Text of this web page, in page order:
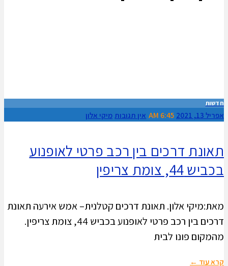
חדשות
אפריל 13, 2021 6:45 AM אין תגובות מיקי אלון
תאונת דרכים בין רכב פרטי לאופנוע
בכביש 44, צומת צריפין
מאת:מיקי אלון. תאונת דרכים קטלנית– אמש אירעה תאונת
דרכים בין רכב פרטי לאופנוע בכביש 44, צומת צריפין.
מהמקום פונו לבית
קרא עוד ←